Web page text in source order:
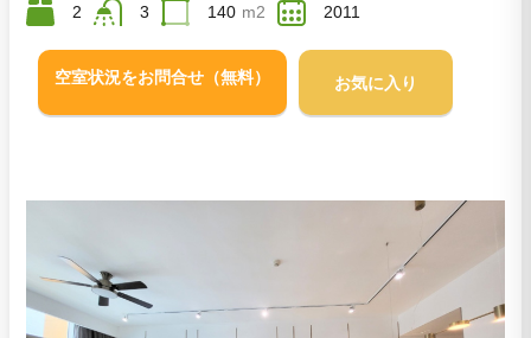
2 3 140 m2 2011
空室状況をお問合せ（無料） お気に入り